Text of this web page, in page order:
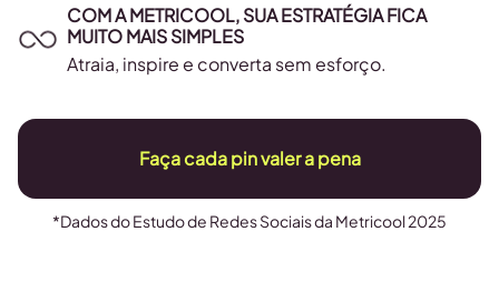
COM A METRICOOL, SUA ESTRATÉGIA FICA
MUITO MAIS SIMPLES
Atraia, inspire e converta sem esforço.
Faça cada pin valer a pena
*Dados do Estudo de Redes Sociais da Metricool 2025